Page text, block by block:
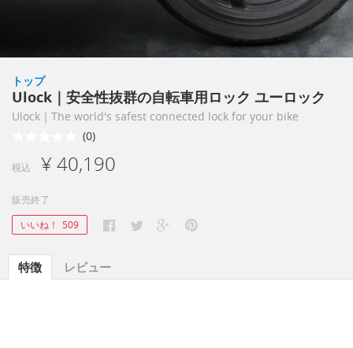
トップ
Ulock｜安全性抜群の自転車用ロック ユーロック
Ulock｜The world's safest connected lock for your bike
(0)
税込 ¥ 40,190
販売終了
いいね！ 509
特徴 レビュー